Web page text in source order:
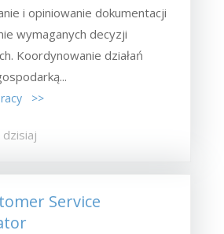
i opiniowanie dokumentacji
wymaganych decyzji
Koordynowanie działań
>>
dzisiaj
Service